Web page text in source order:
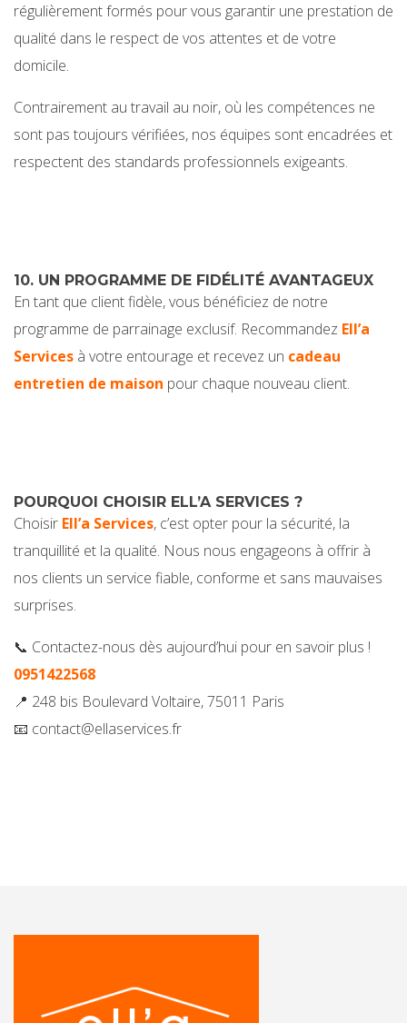
régulièrement formés pour vous garantir une prestation de
qualité dans le respect de vos attentes et de votre
domicile.
Contrairement au travail au noir, où les compétences ne
sont pas toujours vérifiées, nos équipes sont encadrées et
respectent des standards professionnels exigeants.
10. UN PROGRAMME DE FIDÉLITÉ AVANTAGEUX
En tant que client fidèle, vous bénéficiez de notre
programme de parrainage exclusif. Recommandez Ell’a
Services à votre entourage et recevez un cadeau
entretien de maison pour chaque nouveau client.
POURQUOI CHOISIR ELL’A SERVICES ?
Choisir Ell’a Services, c’est opter pour la sécurité, la
tranquillité et la qualité. Nous nous engageons à offrir à
nos clients un service fiable, conforme et sans mauvaises
surprises.
📞 Contactez-nous dès aujourd’hui pour en savoir plus !
0951422568
📍 248 bis Boulevard Voltaire, 75011 Paris
📧 contact@ellaservices.fr